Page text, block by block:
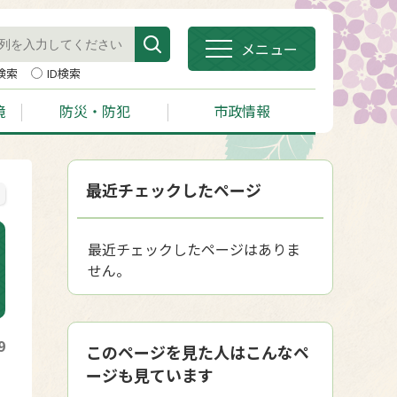
索 ID検索
メニュー
防災・防犯 市政情報
最近チェックしたページ
最近チェックしたページはありま
せん。
このページを見た人はこんなペ
ージも見ています